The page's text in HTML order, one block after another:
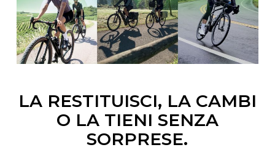
LA RESTITUISCI, LA CAMBI
O LA TIENI SENZA
SORPRESE.